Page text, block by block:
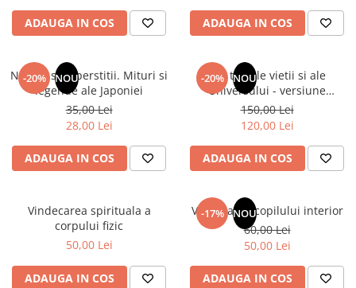
Ramtha
Audiobook
ReConnect
Religie
Crestinism
ScienceConnection
SelfConnect
Vindecare Spirituala
Sanatate
Gastronomik
ADAUGA IN COS ADAUGA IN COS
-20% NOU
Natura si superstitii. Mituri si
legende ale Japoniei
35,00 Lei
28,00 Lei
ADAUGA IN COS
-20% NOU
Din tainele vietii si ale
Universului - versiune
originala din 1939. Volumele I-
III. Cutie de colectie -Scarlat
Demetrescu
150,00 Lei
120,00 Lei
ADAUGA IN COS
Vindecarea spirituala a
corpului fizic
50,00 Lei
ADAUGA IN COS
-17% NOU
Vindecarea copilului interior
60,00 Lei
50,00 Lei
ADAUGA IN COS